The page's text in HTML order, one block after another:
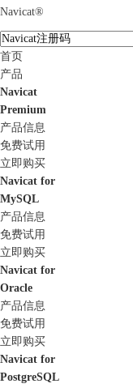
Navicat®
首页
产品
Navicat
Premium
产品信息
免费试用
立即购买
Navicat for
MySQL
产品信息
免费试用
立即购买
Navicat for
Oracle
产品信息
免费试用
立即购买
Navicat for
PostgreSQL